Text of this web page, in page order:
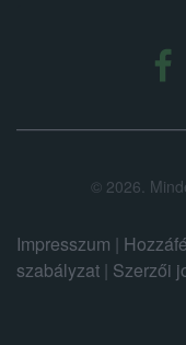
© 2026.
Impresszum |
szabályzat | Szerzői